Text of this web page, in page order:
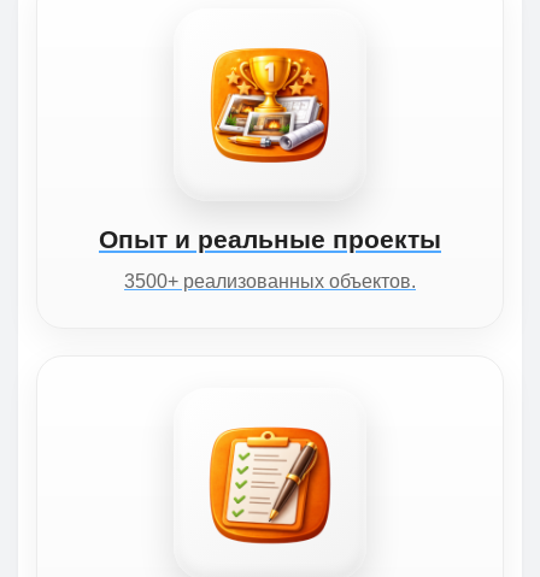
Опыт и реальные проекты
3500+ реализованных объектов.